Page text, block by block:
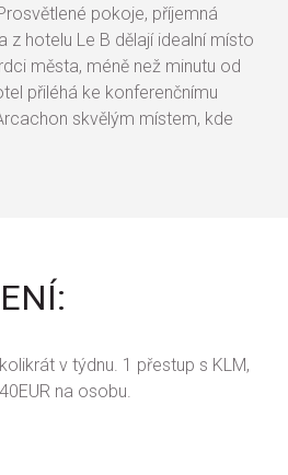
pokoje, příjemná
z hotelu Le B dělají idealní místo
města, méně než minutu od
přiléhá ke konferenčnímu
skvělým místem, kde
v týdnu. 1 přestup s KLM,
na osobu.